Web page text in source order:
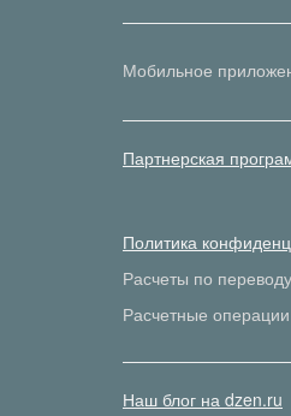
Мобильное
Партнерская
Политика
Расчеты по
Расчетные
Наш блог на dzen.ru